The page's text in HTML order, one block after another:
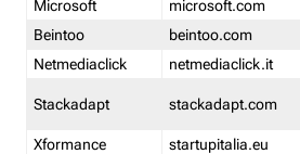
Microsoft
microsoft.com
Beintoo
beintoo.com
Netmediaclick
netmediaclick.it
Stackadapt stackadapt.com
Xformance
startupitalia.eu